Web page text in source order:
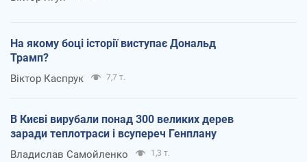
На якому боці історії виступає Дональд
Трамп?
Віктор Каспрук 7,7 т.
В Києві вирубали понад 300 великих дерев
заради теплотраси і всупереч Генплану
Владислав Самойленко 1,3 т.